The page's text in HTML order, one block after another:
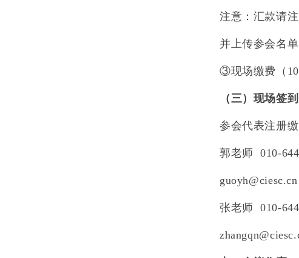
注意：汇款请注
并上传参会名
③现场缴费（ 10
（三）现场签到
参会代表注册
郭老师010-
guoyh@ciesc.cn
张老师010-